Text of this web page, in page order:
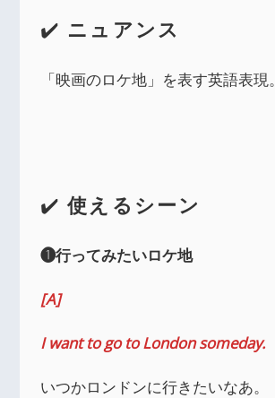
✔️ ニュアンス
「映画のロケ地」を表す英語表現。
✔️使えるシーン
❶行ってみたいロケ地
[A]
I want to go to London someday.
いつかロンドンに行きたいなあ。